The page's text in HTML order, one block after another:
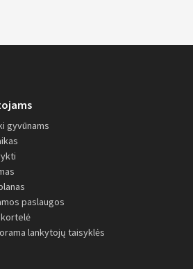
gyvūnams
paslaugos
lankytojų taisyklės